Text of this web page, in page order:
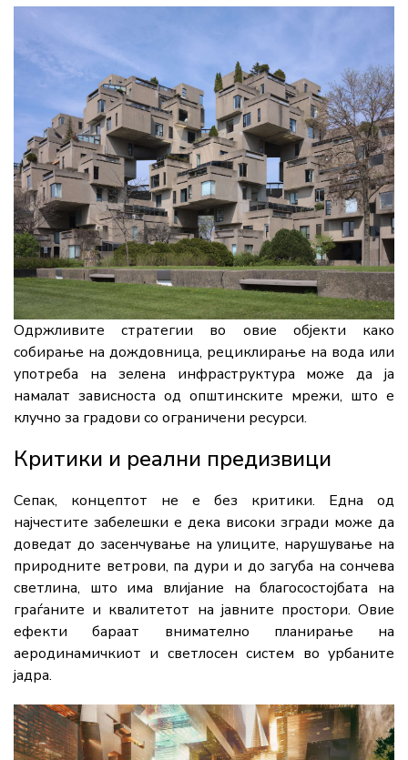
Одржливите стратегии во овие објекти како
собирање на дождовница, рециклирање на вода или
употреба на зелена инфраструктура може да ја
намалат зависноста од општинските мрежи, што е
клучно за градови со ограничени ресурси.
Критики и реални предизвици
Сепак, концептот не е без критики. Една од
најчестите забелешки е дека високи згради може да
доведат до засенчување на улиците, нарушување на
природните ветрови, па дури и до загуба на сончева
светлина, што има влијание на благосостојбата на
граѓаните и квалитетот на јавните простори. Овие
ефекти бараат внимателно планирање на
аеродинамичкиот и светлосен систем во урбаните
јадра.